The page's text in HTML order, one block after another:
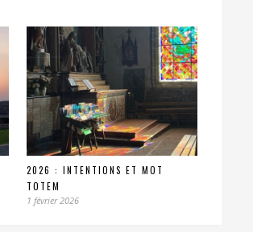
2026 : INTENTIONS ET MOT
TOTEM
1 février 2026